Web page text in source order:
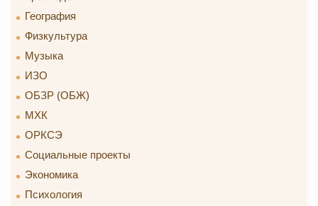
География
Физкультура
Музыка
ИЗО
ОБЗР (ОБЖ)
МХК
ОРКСЭ
Социальные проекты
Экономика
Психология